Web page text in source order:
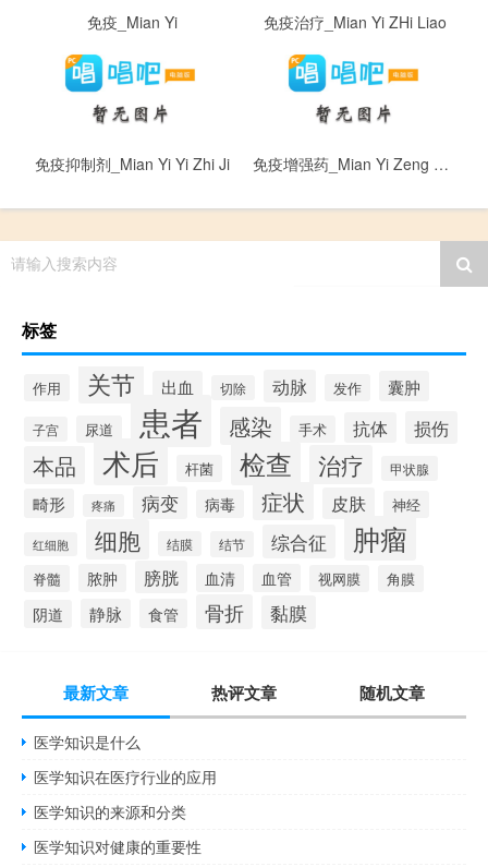
免疫_Mian Yi 免疫治疗_Mian Yi ZHi Liao
免疫抑制剂_Mian Yi Yi Zhi Ji 免疫增强药_Mian Yi Zeng Qiang Yao
请输入搜索内容
标签
作用 关节 出血 切除 动脉 发作 囊肿
子宫 尿道 患者 感染 手术 抗体 损伤
本品 术后 杆菌 检查 治疗 甲状腺
畸形 疼痛 病变 病毒 症状 皮肤 神经
红细胞 细胞 结膜 结节 综合征 肿瘤
脊髓 脓肿 膀胱 血清 血管 视网膜 角膜
阴道 静脉 食管 骨折 黏膜
最新文章 热评文章 随机文章
医学知识是什么
医学知识在医疗行业的应用
医学知识的来源和分类
医学知识对健康的重要性